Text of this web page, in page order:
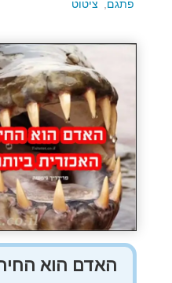
פתגם
ציטוט
האדם הוא